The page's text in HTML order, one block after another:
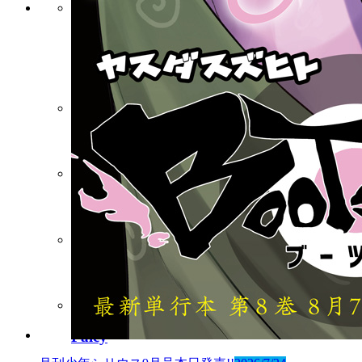
月刊少年シリウス
連載中作品一覧
バックナンバー
水曜日のシリウス
マガポケ
コミックDAYS
Palcy